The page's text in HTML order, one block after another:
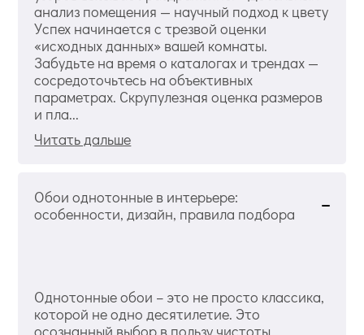
анализ помещения — научный подход к цвету
Успех начинается с трезвой оценки
«исходных данных» вашей комнаты.
Забудьте на время о каталогах и трендах —
сосредоточьтесь на объективных
параметрах. Скрупулезная оценка размеров
и пла...
Читать дальше
Обои однотонные в интерьере:
особенности, дизайн, правила подбора
Однотонные обои – это не просто классика,
которой не одно десятилетие. Это